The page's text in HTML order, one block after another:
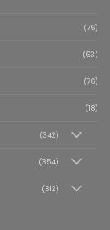
(76)
(63)
(76)
(18)
(342)
(354)
(312)